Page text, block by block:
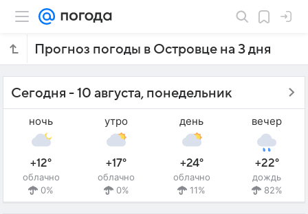
Прогноз погоды в Островце на 3 дня
Сегодня - 10 августа, понедельник
ночь
+12°
облачно
0%
утро
+17°
облачно
0%
день
+24°
облачно
11%
вечер
+22°
дождь
82%